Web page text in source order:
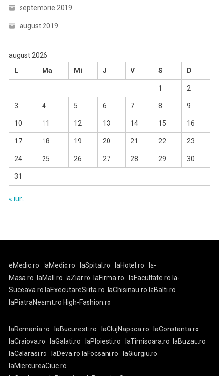
septembrie 2019
august 2019
august 2026
L
Ma Mi J V S D
1 2
3 4 5 6 7 8 9
10 11 12 13 14 15 16
17 18 19 20 21 22 23
24 25 26 27 28 29 30
31
« iun.
eMedic.ro laMedic.ro laSpital.ro laHotel.ro
la-
Masa.ro
laMall.ro laZiar.ro laFirma.ro laFacultate.ro la-
Suceava.ro laExecutareSilita.ro laChisinau.ro laBalti.ro
laPiatraNeamt.ro High-Fashion.ro
laRomania.ro laBucuresti.ro laClujNapoca.ro
laConstanta.ro
laCraiova.ro
laGalati.ro laPloiesti.ro laTimisoara.ro
laBuzau.ro
laCalarasi.ro
laDeva.ro laFocsani.ro
laGiurgiu.ro
laMiercureaCiuc.ro